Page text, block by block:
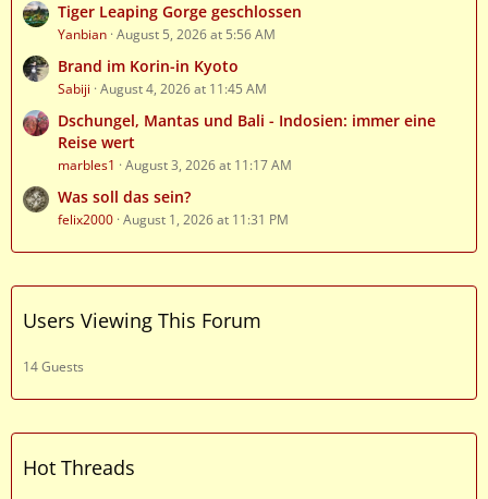
Tiger Leaping Gorge geschlossen
Yanbian August 5, 2026 at 5:56 AM
Brand im Korin-in Kyoto
Sabiji August 4, 2026 at 11:45 AM
Dschungel, Mantas und Bali - Indosien: immer eine
Reise wert
marbles1 August 3, 2026 at 11:17 AM
Was soll das sein?
felix2000 August 1, 2026 at 11:31 PM
Users Viewing This Forum
14 Guests
Hot Threads